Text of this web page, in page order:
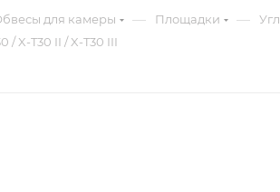
для камеры — Площадки —
/ X-T30 II / X-T30 III